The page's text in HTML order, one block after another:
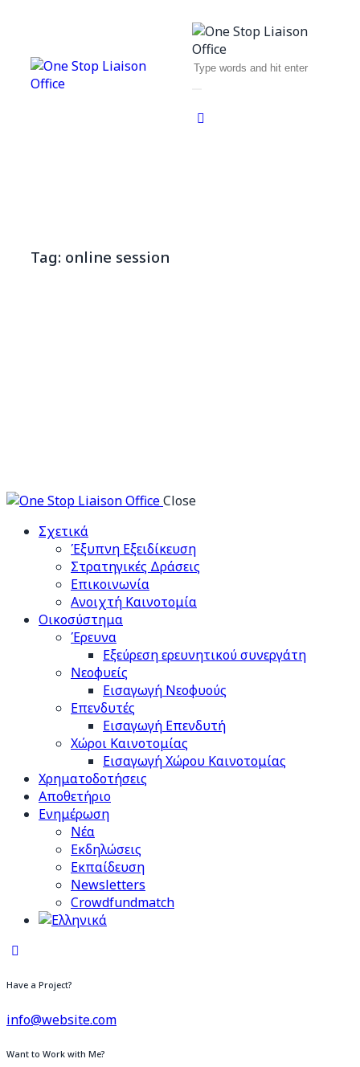
Tag: online session
Close
Σχετικά
Έξυπνη Εξειδίκευση
Στρατηγικές Δράσεις
Επικοινωνία
Ανοιχτή Καινοτομία
Οικοσύστημα
Έρευνα
Εξεύρεση ερευνητικού συνεργάτη
Νεοφυείς
Εισαγωγή Νεοφυούς
Επενδυτές
Εισαγωγή Επενδυτή
Χώροι Καινοτομίας
Εισαγωγή Χώρου Καινοτομίας
Χρηματοδοτήσεις
Αποθετήριο
Ενημέρωση
Νέα
Εκδηλώσεις
Εκπαίδευση
Newsletters
Crowdfundmatch
Have a Project?
info@website.com
Want to Work with Me?